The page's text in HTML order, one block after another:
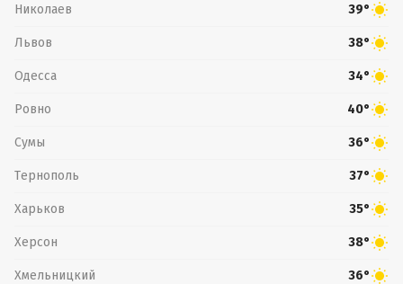
Николаев 39°
Львов 38°
Одесса 34°
Ровно 40°
Сумы 36°
Тернополь 37°
Харьков 35°
Херсон 38°
Хмельницкий 36°